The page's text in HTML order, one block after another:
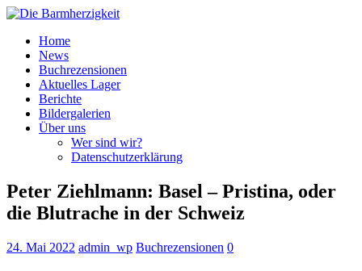
Home
News
Buchrezensionen
Aktuelles Lager
Berichte
Bildergalerien
Über uns
Wer sind wir?
Datenschutzerklärung
Peter Ziehlmann: Basel – Pristina, oder
die Blutrache in der Schweiz
24. Mai 2022 admin_wp Buchrezensionen 0